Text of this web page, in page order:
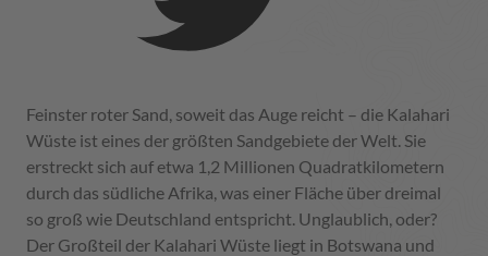
Feinster roter Sand, soweit das Auge reicht – die Kalahari
Wüste ist eines der größten Sandgebiete der Welt. Sie
erstreckt sich auf etwa 1,2 Millionen Quadratkilometern
durch das südliche Afrika, was einer Fläche über dreimal
so groß wie Deutschland entspricht. Unglaublich, oder?
Der Großteil der Kalahari Wüste liegt in Botswana und